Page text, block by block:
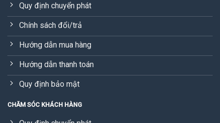
Quy định chuyển phát
Chính sách đổi/trả
Hướng dẫn mua hàng
Hướng dẫn thanh toán
Quy định bảo mật
CHĂM SÓC KHÁCH HÀNG